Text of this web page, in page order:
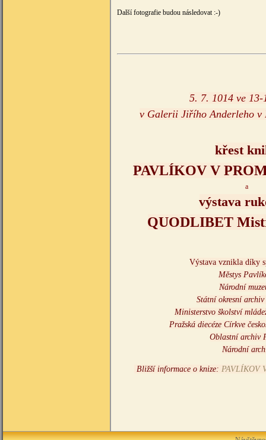
Další fotografie budou následovat :-)
5. 7. 1014 ve 13-
v Galerii Jiřího Anderleho v
křest
PAVLÍKOV V
a
výstava
QUODLIBET
Výstava vznikla díky
Městys
Národní
Státní okresní
Ministerstvo školství
Pražská diecéze Církve
Oblastní archiv
Národní
Bližší informace o knize: PAVLÍKOV